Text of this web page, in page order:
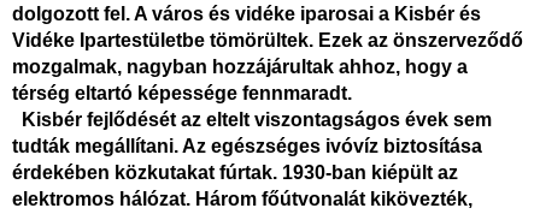
dolgozott fel. A város és vidéke iparosai a Kisbér és
Vidéke Ipartestületbe tömörültek. Ezek az önszerveződő
mozgalmak, nagyban hozzájárultak ahhoz, hogy a
térség eltartó képessége fennmaradt.
Kisbér fejlődését az eltelt viszontagságos évek sem
tudták megállítani. Az egészséges ivóvíz biztosítása
érdekében közkutakat fúrtak. 1930-ban kiépült az
elektromos hálózat. Három főútvonalát kikövezték,